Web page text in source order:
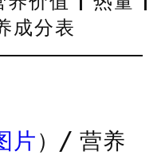
成分表
片 ）/ 营养